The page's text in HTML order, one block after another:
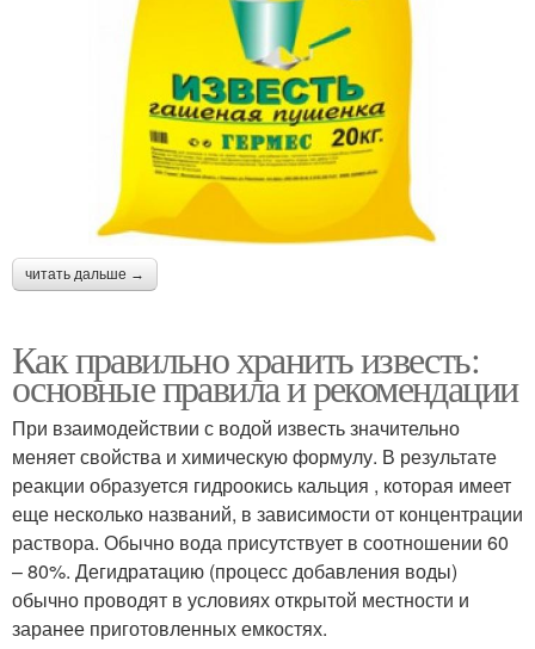
читать дальше →
Как правильно хранить известь:
основные правила и рекомендации
При взаимодействии с водой известь значительно
меняет свойства и химическую формулу. В результате
реакции образуется гидроокись кальция , которая имеет
еще несколько названий, в зависимости от концентрации
раствора. Обычно вода присутствует в соотношении 60
– 80%. Дегидратацию (процесс добавления воды)
обычно проводят в условиях открытой местности и
заранее приготовленных емкостях.